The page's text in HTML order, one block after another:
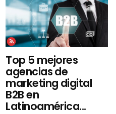
Top 5 mejores
agencias de
marketing digital
B2B en
Latinoamérica...